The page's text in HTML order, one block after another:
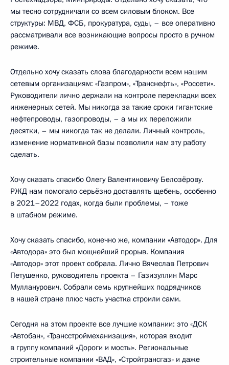
мы тесно сотрудничали со всем силовым блоком. Все
структуры: МВД, ФСБ, прокуратура, суды, – все оперативно
рассматривали все возникающие вопросы просто в ручном
режиме.
Отдельно хочу сказать слова благодарности всем нашим
сетевым организациям: «Газпром», «Транснефть», «Россети».
Руководители лично держали на контроле перекладки всех
инженерных сетей. Мы никогда за такие сроки гигантские
нефтепроводы, газопроводы, – а мы их переложили
десятки, – мы никогда так не делали. Личный контроль,
изменение нормативной базы позволили нам эту работу
сделать.
Хочу сказать спасибо Олегу Валентиновичу Белозёрову.
РЖД нам помогало серьёзно доставлять щебень, особенно
в 2021–2022 годах, когда были проблемы, – тоже
в штабном режиме.
Хочу сказать спасибо, конечно же, компании «Автодор». Для
«Автодора» это был мощнейший прорыв. Компания
«Автодор» этот проект собрала. Лично Вячеслав Петрович
Петушенко, руководитель проекта – Газизуллин Марс
Мулланурович. Собрали семь крупнейших подрядчиков
в нашей стране плюс часть участка строили сами.
Сегодня на этом проекте все лучшие компании: это «ДСК
«Автобан», «Трансстроймеханизация», которая входит
в группу компаний «Дороги и мосты». Региональные
строительные компании «ВАД», «Стройтрансгаз» и даже